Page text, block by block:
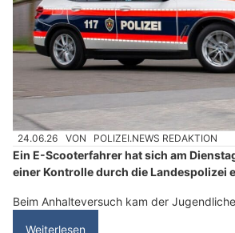
24.06.26 VON POLIZEI.NEWS REDAKTION
Ein E-Scooterfahrer hat sich am
einer Kontrolle durch die Landespolizei
Beim Anhalteversuch kam der
Weiterlesen